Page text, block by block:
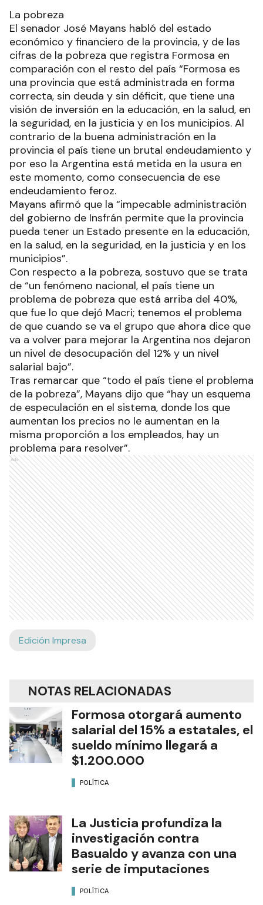
La pobreza
El senador José Mayans habló del estado
económico y financiero de la provincia, y de las
cifras de la pobreza que registra Formosa en
comparación con el resto del país “Formosa es
una provincia que está administrada en forma
correcta, sin deuda y sin déficit, que tiene una
visión de inversión en la educación, en la salud, en
la seguridad, en la justicia y en los municipios. Al
contrario de la buena administración en la
provincia el país tiene un brutal endeudamiento y
por eso la Argentina está metida en la usura en
este momento, como consecuencia de ese
endeudamiento feroz.
Mayans afirmó que la “impecable administración
del gobierno de Insfrán permite que la provincia
pueda tener un Estado presente en la educación,
en la salud, en la seguridad, en la justicia y en los
municipios”.
Con respecto a la pobreza, sostuvo que se trata
de “un fenómeno nacional, el país tiene un
problema de pobreza que está arriba del 40%,
que fue lo que dejó Macri; tenemos el problema
de que cuando se va el grupo que ahora dice que
va a volver para mejorar la Argentina nos dejaron
un nivel de desocupación del 12% y un nivel
salarial bajo”.
Tras remarcar que “todo el país tiene el problema
de la pobreza”, Mayans dijo que “hay un esquema
de especulación en el sistema, donde los que
aumentan los precios no le aumentan en la
misma proporción a los empleados, hay un
problema para resolver”.
Ads
Edición Impresa
NOTAS RELACIONADAS
Formosa otorgará aumento
salarial del 15% a estatales, el
sueldo mínimo llegará a
$1.200.000
POLÍTICA
La Justicia profundiza la
investigación contra
Basualdo y avanza con una
serie de imputaciones
POLÍTICA